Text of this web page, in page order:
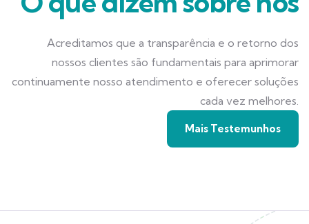
Acreditamos que a transparência e o retorno dos
nossos clientes são fundamentais para aprimorar
continuamente nosso atendimento e oferecer soluções
cada vez melhores.
Mais Testemunhos